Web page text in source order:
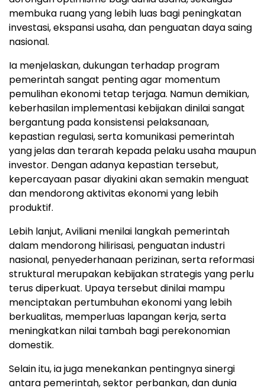
membuka ruang yang lebih luas bagi peningkatan
investasi, ekspansi usaha, dan penguatan daya saing
nasional.
Ia menjelaskan, dukungan terhadap program
pemerintah sangat penting agar momentum
pemulihan ekonomi tetap terjaga. Namun demikian,
keberhasilan implementasi kebijakan dinilai sangat
bergantung pada konsistensi pelaksanaan,
kepastian regulasi, serta komunikasi pemerintah
yang jelas dan terarah kepada pelaku usaha maupun
investor. Dengan adanya kepastian tersebut,
kepercayaan pasar diyakini akan semakin menguat
dan mendorong aktivitas ekonomi yang lebih
produktif.
Lebih lanjut, Aviliani menilai langkah pemerintah
dalam mendorong hilirisasi, penguatan industri
nasional, penyederhanaan perizinan, serta reformasi
struktural merupakan kebijakan strategis yang perlu
terus diperkuat. Upaya tersebut dinilai mampu
menciptakan pertumbuhan ekonomi yang lebih
berkualitas, memperluas lapangan kerja, serta
meningkatkan nilai tambah bagi perekonomian
domestik.
Selain itu, ia juga menekankan pentingnya sinergi
antara pemerintah, sektor perbankan, dan dunia